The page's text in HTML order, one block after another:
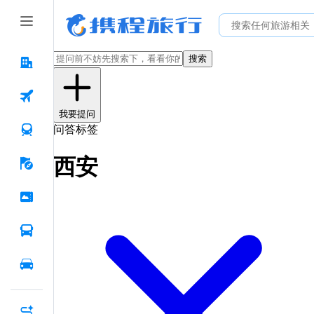
搜索
我要提问
问答标签
西安